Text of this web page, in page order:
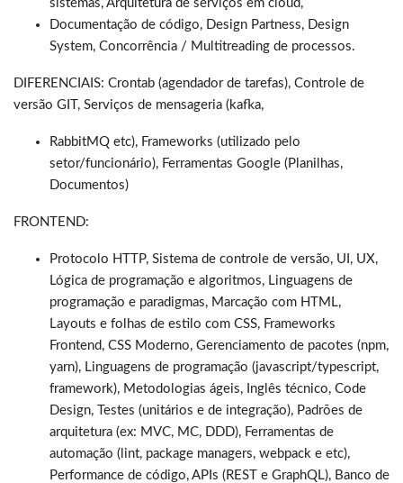
sistemas, Arquitetura de serviços em cloud,
Documentação de código, Design Partness, Design
System, Concorrência / Multitreading de processos.
DIFERENCIAIS: Crontab (agendador de tarefas), Controle de
versão GIT, Serviços de mensageria (kafka,
RabbitMQ etc), Frameworks (utilizado pelo
setor/funcionário), Ferramentas Google (Planilhas,
Documentos)
FRONTEND:
Protocolo HTTP, Sistema de controle de versão, UI, UX,
Lógica de programação e algoritmos, Linguagens de
programação e paradigmas, Marcação com HTML,
Layouts e folhas de estilo com CSS, Frameworks
Frontend, CSS Moderno, Gerenciamento de pacotes (npm,
yarn), Linguagens de programação (javascript/typescript,
framework), Metodologias ágeis, Inglês técnico, Code
Design, Testes (unitários e de integração), Padrões de
arquitetura (ex: MVC, MC, DDD), Ferramentas de
automação (lint, package managers, webpack e etc),
Performance de código, APIs (REST e GraphQL), Banco de